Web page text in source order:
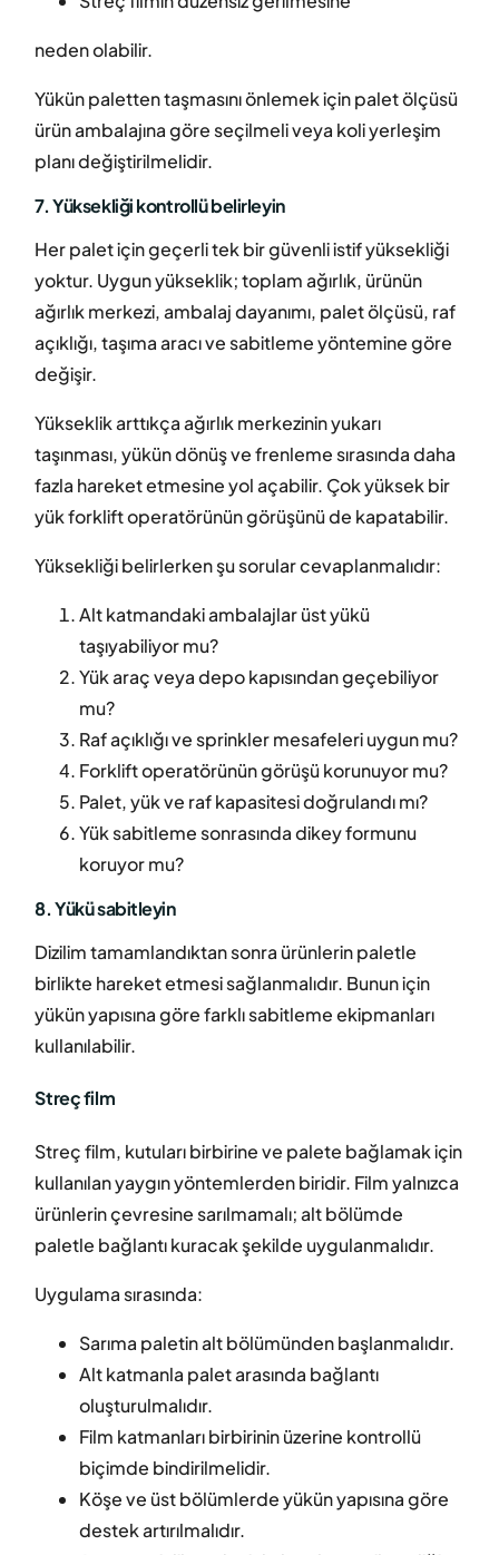
neden olabilir.
Yükün paletten taşmasını önlemek için palet ölçüsü
ürün ambalajına göre seçilmeli veya koli yerleşim
planı değiştirilmelidir.
7. Yüksekliği kontrollü belirleyin
Her palet için geçerli tek bir güvenli istif yüksekliği
yoktur. Uygun yükseklik; toplam ağırlık, ürünün
ağırlık merkezi, ambalaj dayanımı, palet ölçüsü, raf
açıklığı, taşıma aracı ve sabitleme yöntemine göre
değişir.
Yükseklik arttıkça ağırlık merkezinin yukarı
taşınması, yükün dönüş ve frenleme sırasında daha
fazla hareket etmesine yol açabilir. Çok yüksek bir
yük forklift operatörünün görüşünü de kapatabilir.
Yüksekliği belirlerken şu sorular cevaplanmalıdır:
Alt katmandaki ambalajlar üst yükü
taşıyabiliyor mu?
Yük araç veya depo kapısından geçebiliyor
mu?
Raf açıklığı ve sprinkler mesafeleri uygun mu?
Forklift operatörünün görüşü korunuyor mu?
Palet, yük ve raf kapasitesi doğrulandı mı?
Yük sabitleme sonrasında dikey formunu
koruyor mu?
8. Yükü sabitleyin
Dizilim tamamlandıktan sonra ürünlerin paletle
birlikte hareket etmesi sağlanmalıdır. Bunun için
yükün yapısına göre farklı sabitleme ekipmanları
kullanılabilir.
Streç film
Streç film, kutuları birbirine ve palete bağlamak için
kullanılan yaygın yöntemlerden biridir. Film yalnızca
ürünlerin çevresine sarılmamalı; alt bölümde
paletle bağlantı kuracak şekilde uygulanmalıdır.
Uygulama sırasında:
Sarıma paletin alt bölümünden başlanmalıdır.
Alt katmanla palet arasında bağlantı
oluşturulmalıdır.
Film katmanları birbirinin üzerine kontrollü
biçimde bindirilmelidir.
Köşe ve üst bölümlerde yükün yapısına göre
destek artırılmalıdır.